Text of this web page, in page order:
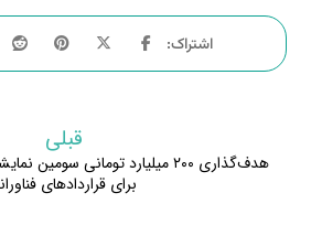
قبلی
هدف‌گذاری ۲۰۰ میلیارد تومانی
برای قراردادهای